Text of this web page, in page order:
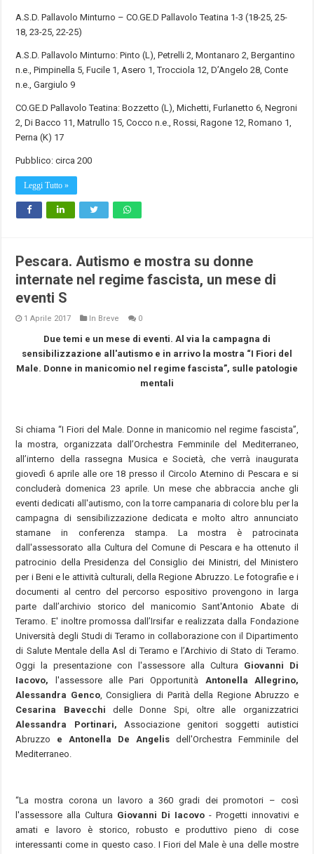
A.S.D. Pallavolo Minturno – CO.GE.D Pallavolo Teatina 1-3 (18-25, 25-
18, 23-25, 22-25)
A.S.D. Pallavolo Minturno: Pinto (L), Petrelli 2, Montanaro 2, Bergantino
n.e., Pimpinella 5, Fucile 1, Asero 1, Trocciola 12, D’Angelo 28, Conte
n.e., Gargiulo 9
CO.GE.D Pallavolo Teatina: Bozzetto (L), Michetti, Furlanetto 6, Negroni
2, Di Bacco 11, Matrullo 15, Cocco n.e., Rossi, Ragone 12, Romano 1,
Perna (K) 17
Pubblico: circa 200
Leggi Tutto »
Pescara. Autismo e mostra su donne
internate nel regime fascista, un mese di
eventi S
1 Aprile 2017 In Breve 0
Due temi e un mese di eventi. Al via la campagna di
sensibilizzazione all'autismo e in arrivo la mostra “I Fiori del
Male. Donne in manicomio nel regime fascista”, sulle patologie
mentali
Si chiama “I Fiori del Male. Donne in manicomio nel regime fascista”,
la mostra, organizzata dall’Orchestra Femminile del Mediterraneo,
all’interno della rassegna Musica e Società, che verrà inaugurata
giovedì 6 aprile alle ore 18 presso il Circolo Aternino di Pescara e si
concluderà domenica 23 aprile. Un mese che abbraccia anche gli
eventi dedicati all'autismo, con la torre campanaria di colore blu per la
campagna di sensibilizzazione dedicata e molto altro annunciato
stamane in conferenza stampa. La mostra è patrocinata
dall'assessorato alla Cultura del Comune di Pescara e ha ottenuto il
patrocinio della Presidenza del Consiglio dei Ministri, del Ministero
per i Beni e le attività culturali, della Regione Abruzzo. Le fotografie e i
documenti al centro del percorso espositivo provengono in larga
parte dall’archivio storico del manicomio Sant'Antonio Abate di
Teramo. E' inoltre promossa dall’Irsifar e realizzata dalla Fondazione
Università degli Studi di Teramo in collaborazione con il Dipartimento
di Salute Mentale della Asl di Teramo e l’Archivio di Stato di Teramo.
Oggi la presentazione con l'assessore alla Cultura Giovanni Di
Iacovo,
l'assessore alle Pari Opportunità Antonella Allegrino,
Alessandra Genco, Consigliera di Parità della Regione Abruzzo e
Cesarina Bavecchi delle Donne Spi, oltre alle organizzatrici
Alessandra Portinari, Associazione genitori soggetti autistici
Abruzzo e Antonella De Angelis dell'Orchestra Femminile del
Mediterraneo.
“La mostra corona un lavoro a 360 gradi dei promotori – così
l'assessore alla Cultura Giovanni Di Iacovo- Progetti innovativi e
amati e lavoro è storico, robusto e produttivo pieno di cose
interessanti come in questo caso. I Fiori del Male è una delle mostre